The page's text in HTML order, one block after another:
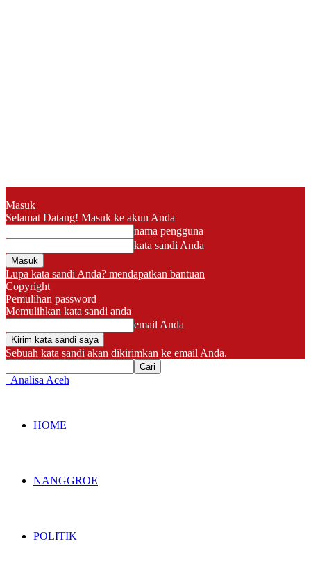
Masuk
Selamat Datang! Masuk ke akun Anda
nama pengguna
kata sandi Anda
Lupa kata sandi Anda? mendapatkan bantuan
Copyright
Pemulihan password
Memulihkan kata sandi anda
email Anda
Sebuah kata sandi akan dikirimkan ke email Anda.
Analisa Aceh
HOME
NANGGROE
POLITIK